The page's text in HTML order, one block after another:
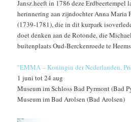
Jansz.heeft in 1786 deze Erdbeertempel
herinnering aan zijndochter Anna Maria
(1739-1781), die in dit kurpark
doet denken aan de Rotonde, die
buitenplaats Oud-Berckenroede te
"EMMA – Koningin der Nederlanden,
1 juni tot 24 aug
Museum im Schloss Bad Pyrmont (Bad
Museum im Bad Arolsen (Bad Arolsen)